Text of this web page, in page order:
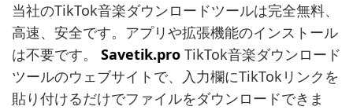
当社のTikTok音楽ダウンロードツールは完全無料、
高速、安全です。アプリや拡張機能のインストール
は不要です。 Savetik.pro TikTok音楽ダウンロード
ツールのウェブサイトで、入力欄にTikTokリンクを
貼り付けるだけでファイルをダウンロードできま